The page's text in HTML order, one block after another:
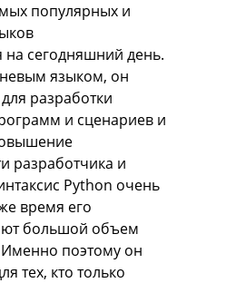
популярных и
сегодняшний день.
языком, он
разработки
и сценариев и
разработчика и
Python очень
время его
большой объем
поэтому он
тех, кто только